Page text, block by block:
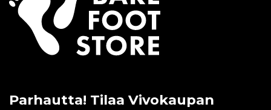
Parhautta! Tilaa Vivokaupan